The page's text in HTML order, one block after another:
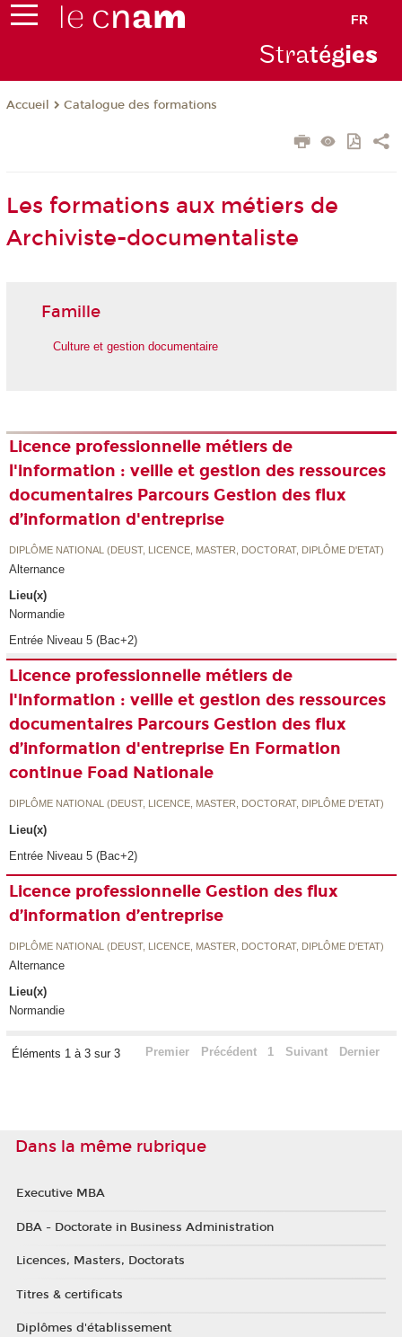
FR
Stratégies
Accueil Catalogue des formations
Les formations aux métiers de
Archiviste-documentaliste
Famille
Culture et gestion documentaire
Licence professionnelle métiers de
l'information : veille et gestion des ressources
documentaires Parcours Gestion des flux
d’information d'entreprise
DIPLÔME NATIONAL (DEUST, LICENCE, MASTER, DOCTORAT, DIPLÔME D'ETAT)
Alternance
Lieu(x)
Normandie
Entrée Niveau 5 (Bac+2)
Licence professionnelle métiers de
l'information : veille et gestion des ressources
documentaires Parcours Gestion des flux
d’information d'entreprise En Formation
continue Foad Nationale
DIPLÔME NATIONAL (DEUST, LICENCE, MASTER, DOCTORAT, DIPLÔME D'ETAT)
Lieu(x)
Entrée Niveau 5 (Bac+2)
Licence professionnelle Gestion des flux
d’information d’entreprise
DIPLÔME NATIONAL (DEUST, LICENCE, MASTER, DOCTORAT, DIPLÔME D'ETAT)
Alternance
Lieu(x)
Normandie
Éléments 1 à 3 sur 3 Premier Précédent 1 Suivant Dernier
Dans la même rubrique
Executive MBA
DBA - Doctorate in Business Administration
Licences, Masters, Doctorats
Titres & certificats
Diplômes d'établissement